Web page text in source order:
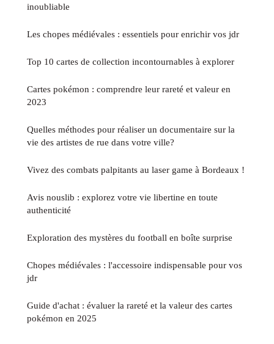
inoubliable
Les chopes médiévales : essentiels pour enrichir vos jdr
Top 10 cartes de collection incontournables à explorer
Cartes pokémon : comprendre leur rareté et valeur en
2023
Quelles méthodes pour réaliser un documentaire sur la
vie des artistes de rue dans votre ville?
Vivez des combats palpitants au laser game à Bordeaux !
Avis nouslib : explorez votre vie libertine en toute
authenticité
Exploration des mystères du football en boîte surprise
Chopes médiévales : l'accessoire indispensable pour vos
jdr
Guide d'achat : évaluer la rareté et la valeur des cartes
pokémon en 2025